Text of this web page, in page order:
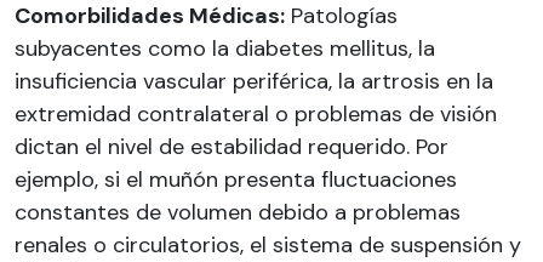
Comorbilidades Médicas: Patologías
subyacentes como la diabetes mellitus, la
insuficiencia vascular periférica, la artrosis en la
extremidad contralateral o problemas de visión
dictan el nivel de estabilidad requerido. Por
ejemplo, si el muñón presenta fluctuaciones
constantes de volumen debido a problemas
renales o circulatorios, el sistema de suspensión y